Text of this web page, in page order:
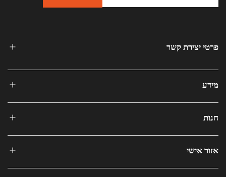
פרטי יצירת קשר
מידע
חנות
אזור אישי